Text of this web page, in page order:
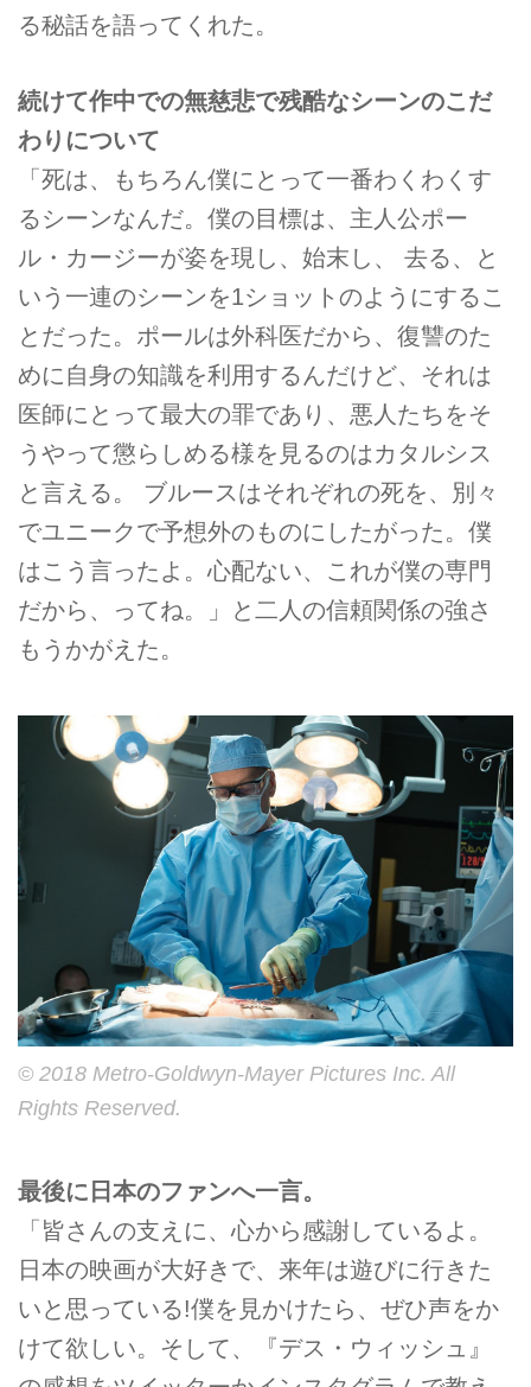
る秘話を語ってくれた。
続けて作中での無慈悲で残酷なシーンのこだ
わりについて
「死は、もちろん僕にとって一番わくわくす
るシーンなんだ。僕の目標は、主人公ポー
ル・カージーが姿を現し、始末し、 去る、と
いう一連のシーンを1ショットのようにするこ
とだった。ポールは外科医だから、復讐のた
めに自身の知識を利用するんだけど、それは
医師にとって最大の罪であり、悪人たちをそ
うやって懲らしめる様を見るのはカタルシス
と言える。 ブルースはそれぞれの死を、別々
でユニークで予想外のものにしたがった。僕
はこう言ったよ。心配ない、これが僕の専門
だから、ってね。」と二人の信頼関係の強さ
もうかがえた。
© 2018 Metro-Goldwyn-Mayer Pictures Inc. All
Rights Reserved.
最後に日本のファンへ一言。
「皆さんの支えに、心から感謝しているよ。
日本の映画が大好きで、来年は遊びに行きた
いと思っている!僕を見かけたら、ぜひ声をか
けて欲しい。そして、『デス・ウィッシュ』